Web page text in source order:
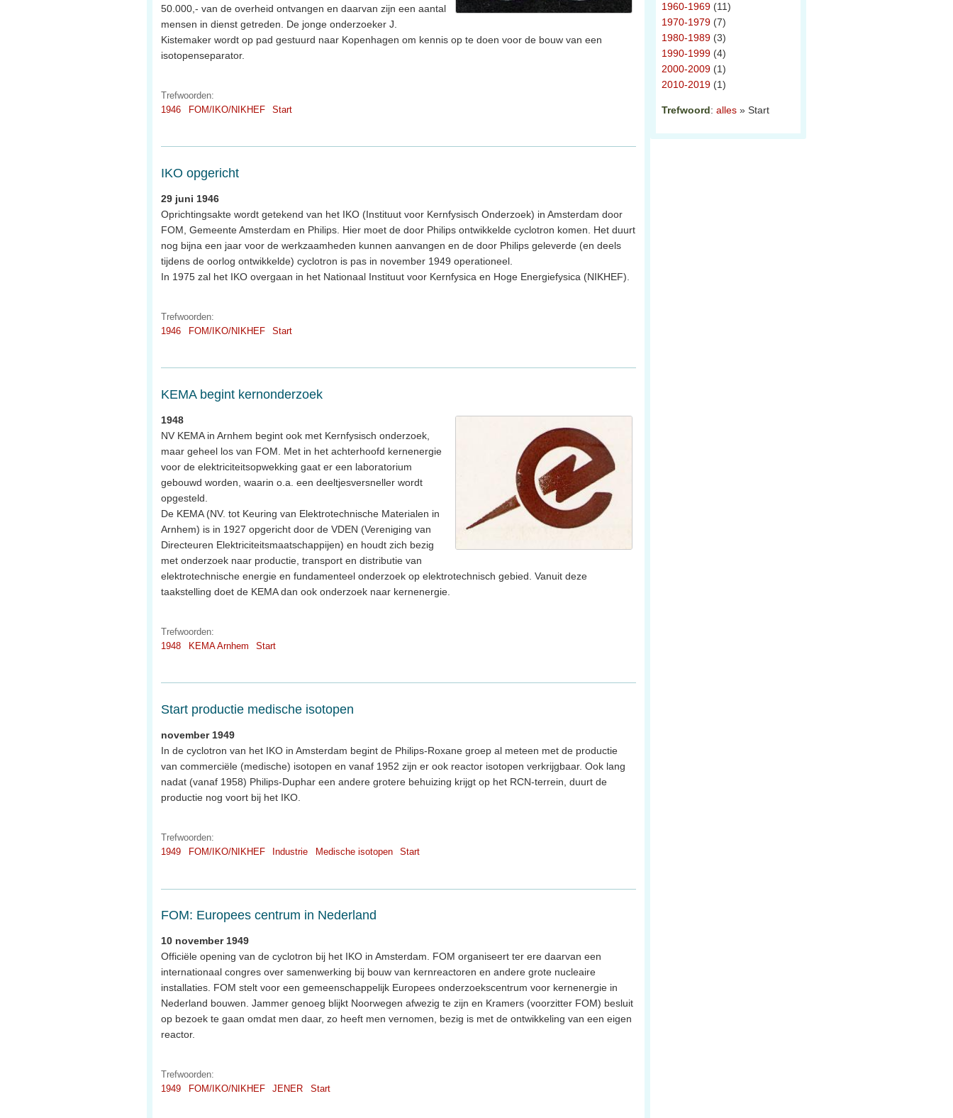
50.000,- van de overheid ontvangen en daarvan zijn een aantal
mensen in dienst getreden. De jonge onderzoeker J.
Kistemaker wordt op pad gestuurd naar Kopenhagen om kennis op te doen voor de bouw van een
isotopenseparator.
Trefwoorden:
1946
FOM/IKO/NIKHEF Start
IKO opgericht
29 juni 1946
Oprichtingsakte wordt getekend van het IKO (Instituut voor Kernfysisch Onderzoek) in Amsterdam door
FOM, Gemeente Amsterdam en Philips. Hier moet de door Philips ontwikkelde cyclotron komen. Het duurt
nog bijna een jaar voor de werkzaamheden kunnen aanvangen en de door Philips geleverde (en deels
tijdens de oorlog ontwikkelde) cyclotron is pas in november 1949 operationeel.
In 1975 zal het IKO overgaan in het Nationaal Instituut voor Kernfysica en Hoge Energiefysica (NIKHEF).
Trefwoorden:
1946
FOM/IKO/NIKHEF Start
KEMA begint kernonderzoek
1948
NV KEMA in Arnhem begint ook met Kernfysisch onderzoek,
maar geheel los van FOM. Met in het achterhoofd kernenergie
voor de elektriciteitsopwekking gaat er een laboratorium
gebouwd worden, waarin o.a. een deeltjesversneller wordt
opgesteld.
De KEMA (NV. tot Keuring van Elektrotechnische Materialen in
Arnhem) is in 1927 opgericht door de VDEN (Vereniging van
Directeuren Elektriciteitsmaatschappijen) en houdt zich bezig
met onderzoek naar productie, transport en distributie van
elektrotechnische energie en fundamenteel onderzoek op elektrotechnisch gebied. Vanuit deze
taakstelling doet de KEMA dan ook onderzoek naar kernenergie.
Trefwoorden:
1948
KEMA Arnhem Start
Start productie medische isotopen
november 1949
In de cyclotron van het IKO in Amsterdam begint de Philips-Roxane groep al meteen met de productie
van commerciële (medische) isotopen en vanaf 1952 zijn er ook reactor isotopen verkrijgbaar. Ook lang
nadat (vanaf 1958) Philips-Duphar een andere grotere behuizing krijgt op het RCN-terrein, duurt de
productie nog voort bij het IKO.
Trefwoorden:
1949
FOM/IKO/NIKHEF Industrie Medische isotopen Start
FOM: Europees centrum in Nederland
10 november 1949
Officiële opening van de cyclotron bij het IKO in Amsterdam. FOM organiseert ter ere daarvan een
internationaal congres over samenwerking bij bouw van kernreactoren en andere grote nucleaire
installaties. FOM stelt voor een gemeenschappelijk Europees onderzoekscentrum voor kernenergie in
Nederland bouwen. Jammer genoeg blijkt Noorwegen afwezig te zijn en Kramers (voorzitter FOM) besluit
op bezoek te gaan omdat men daar, zo heeft men vernomen, bezig is met de ontwikkeling van een eigen
reactor.
Trefwoorden:
1949
FOM/IKO/NIKHEF JENER Start
1960-1969 (11)
1970-1979 (7)
1980-1989 (3)
1990-1999 (4)
2000-2009 (1)
2010-2019 (1)
Trefwoord: alles » Start